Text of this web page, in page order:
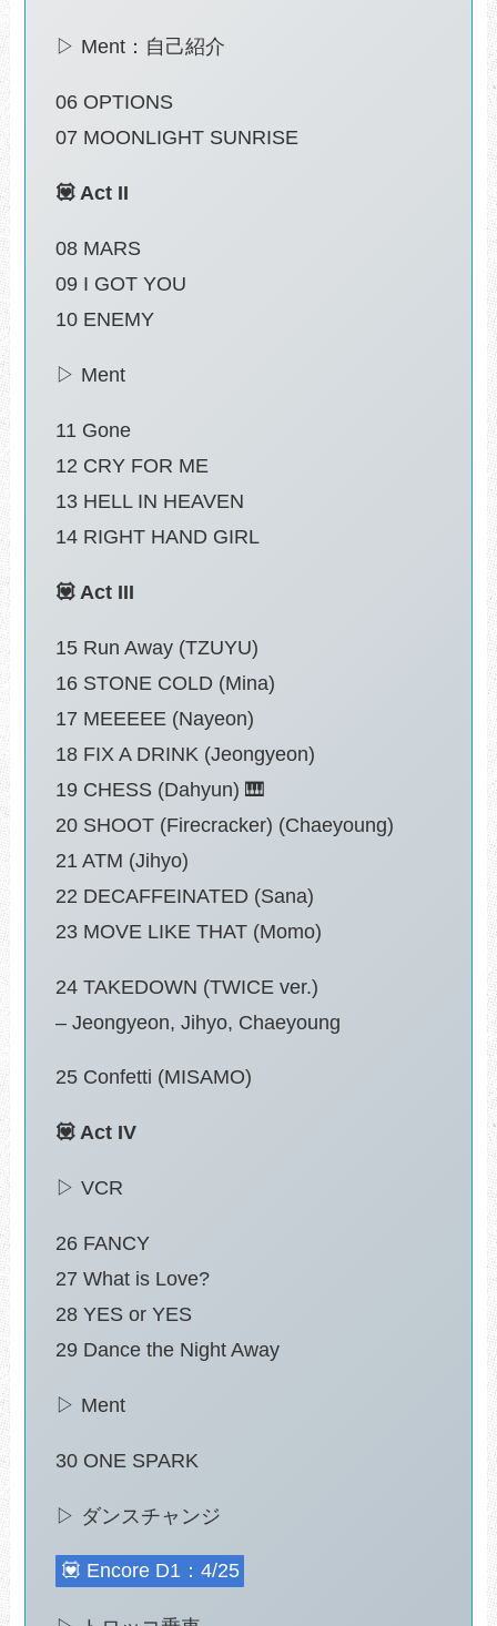
▷ Ment：自己紹介
06 OPTIONS
07 MOONLIGHT SUNRISE
💟 Act II
08 MARS
09 I GOT YOU
10 ENEMY
▷ Ment
11 Gone
12 CRY FOR ME
13 HELL IN HEAVEN
14 RIGHT HAND GIRL
💟 Act III
15 Run Away (TZUYU)
16 STONE COLD (Mina)
17 MEEEEE (Nayeon)
18 FIX A DRINK (Jeongyeon)
19 CHESS (Dahyun) 🎹
20 SHOOT (Firecracker) (Chaeyoung)
21 ATM (Jihyo)
22 DECAFFEINATED (Sana)
23 MOVE LIKE THAT (Momo)
24 TAKEDOWN (TWICE ver.)
– Jeongyeon, Jihyo, Chaeyoung
25 Confetti (MISAMO)
💟 Act IV
▷ VCR
26 FANCY
27 What is Love?
28 YES or YES
29 Dance the Night Away
▷ Ment
30 ONE SPARK
▷ ダンスチャンジ
💟 Encore D1：4/25